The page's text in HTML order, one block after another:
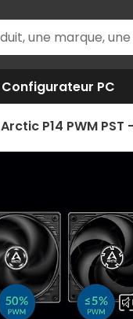
Configurateur PC
Arctic P14 PWM PST